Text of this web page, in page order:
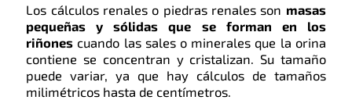
Los cálculos renales o piedras renales son masas
pequeñas y sólidas que se forman en los
riñones cuando las sales o minerales que la orina
contiene se concentran y cristalizan. Su tamaño
puede variar, ya que hay cálculos de tamaños
milimétricos hasta de centímetros.